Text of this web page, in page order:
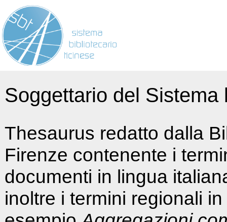
Soggettario del
Thesaurus redatto dalla
Firenze contenente i
documenti in lingua
inoltre i termini regionali